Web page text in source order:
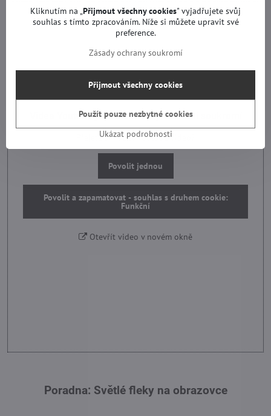
Videa Youtube jsou blokovány Volbami soukromí
Přejete si načíst Youtube video?
Povolit jednou
Povolit a zapamatovat - souhlas s druhem cookie:
Funkční
Otevřít video v novém okně
Poradna: Světlé fleky na obrazovce
Kliknutím na „ Přijmout všechny cookies" vyjadřujete svůj
souhlas s tímto zpracováním. Níže si můžete upravit své
preference.
Zásady ochrany soukromí
Ukázat podrobnosti
Přijmout všechny cookies
Použít pouze nezbytné cookies